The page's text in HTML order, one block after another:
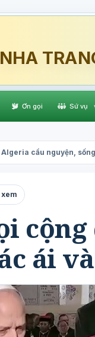
Ơn gọi Sứ vụ
cầu nguyện,
ái